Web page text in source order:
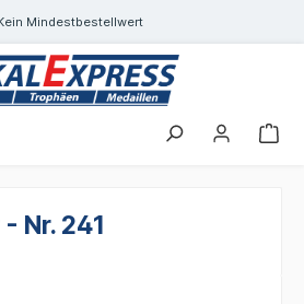
Mindestbestellwert
Nr. 241